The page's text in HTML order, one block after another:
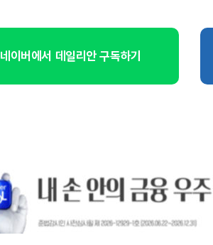
네이버에서 데일리안 구독하기